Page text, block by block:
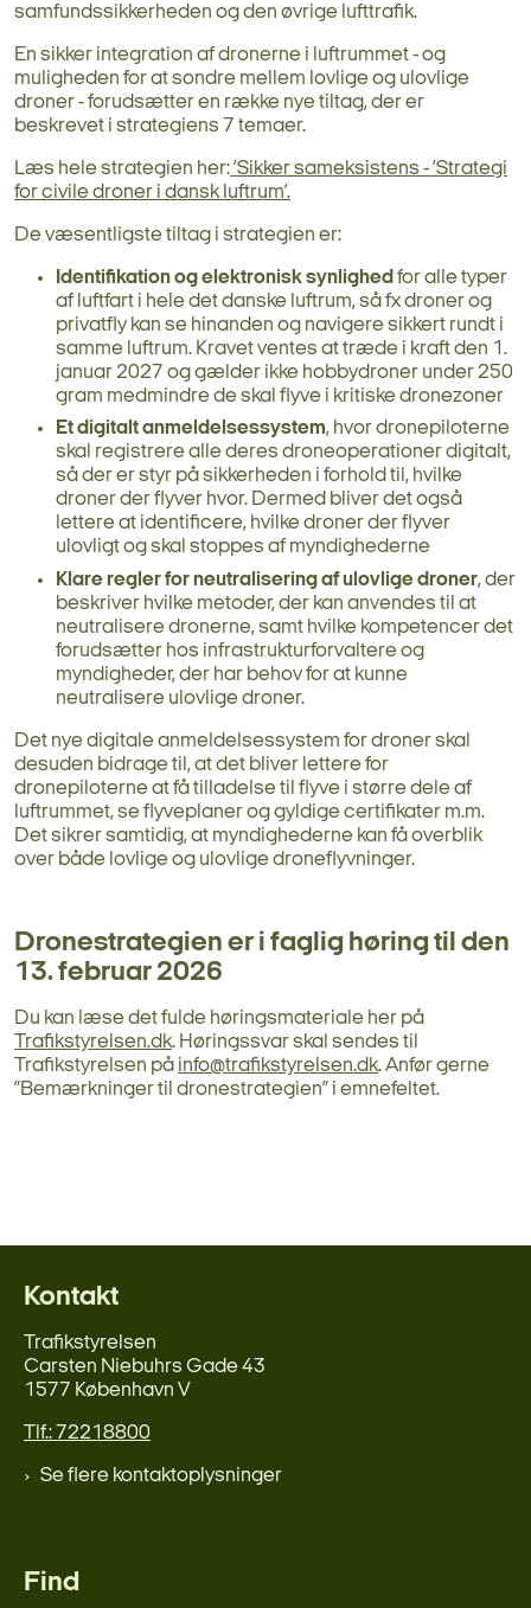
samfundssikkerheden og den øvrige lufttrafik.
En sikker integration af dronerne i luftrummet - og
muligheden for at sondre mellem lovlige og ulovlige
droner - forudsætter en række nye tiltag, der er
beskrevet i strategiens 7 temaer.
Læs hele strategien her:’Sikker sameksistens - ’Strategi
for civile droner i dansk luftrum’.
De væsentligste tiltag i strategien er:
Identifikation og elektronisk synlighed for alle typer
af luftfart i hele det danske luftrum, så fx droner og
privatfly kan se hinanden og navigere sikkert rundt i
samme luftrum. Kravet ventes at træde i kraft den 1.
januar 2027 og gælder ikke hobbydroner under 250
gram medmindre de skal flyve i kritiske dronezoner
Et digitalt anmeldelsessystem, hvor dronepiloterne
skal registrere alle deres droneoperationer digitalt,
så der er styr på sikkerheden i forhold til, hvilke
droner der flyver hvor. Dermed bliver det også
lettere at identificere, hvilke droner der flyver
ulovligt og skal stoppes af myndighederne
Klare regler for neutralisering af ulovlige droner, der
beskriver hvilke metoder, der kan anvendes til at
neutralisere dronerne, samt hvilke kompetencer det
forudsætter hos infrastrukturforvaltere og
myndigheder, der har behov for at kunne
neutralisere ulovlige droner.
Det nye digitale anmeldelsessystem for droner skal
desuden bidrage til, at det bliver lettere for
dronepiloterne at få tilladelse til flyve i større dele af
luftrummet, se flyveplaner og gyldige certifikater m.m.
Det sikrer samtidig, at myndighederne kan få overblik
over både lovlige og ulovlige droneflyvninger.
Dronestrategien er i faglig høring til den
13. februar 2026
Du kan læse det fulde høringsmateriale her på
Trafikstyrelsen.dk. Høringssvar skal sendes til
Trafikstyrelsen på info@trafikstyrelsen.dk. Anfør gerne
”Bemærkninger til dronestrategien” i emnefeltet.
Kontakt
Trafikstyrelsen
Carsten Niebuhrs Gade 43
1577 København V
Tlf.: 72218800
Se flere kontaktoplysninger
Find